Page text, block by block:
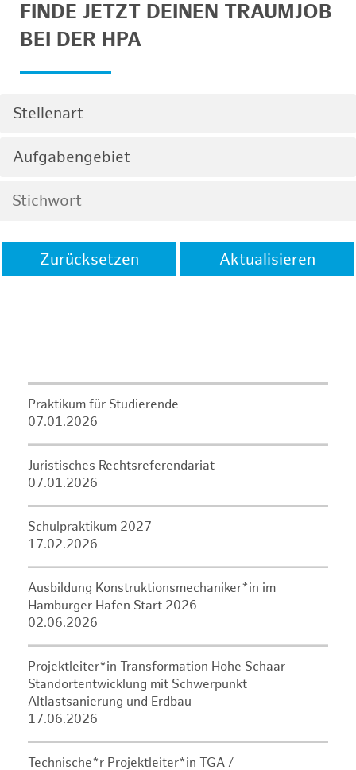
FINDE JETZT DEINEN TRAUMJOB
BEI DER HPA
Stellenart
Aufgabengebiet
Zurücksetzen Aktualisieren
Praktikum für Studierende
07.01.2026
Juristisches Rechtsreferendariat
07.01.2026
Schulpraktikum 2027
17.02.2026
Ausbildung Konstruktionsmechaniker*in im
Hamburger Hafen Start 2026
02.06.2026
Projektleiter*in Transformation Hohe Schaar –
Standortentwicklung mit Schwerpunkt
Altlastsanierung und Erdbau
17.06.2026
Technische*r Projektleiter*in TGA /